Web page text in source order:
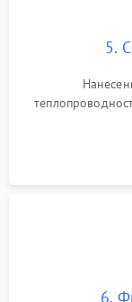
5.
шлейфов,
6.